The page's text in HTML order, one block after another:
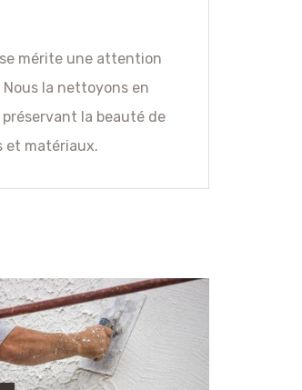
mérite une attention
la nettoyons en
la beauté de
et matériaux.